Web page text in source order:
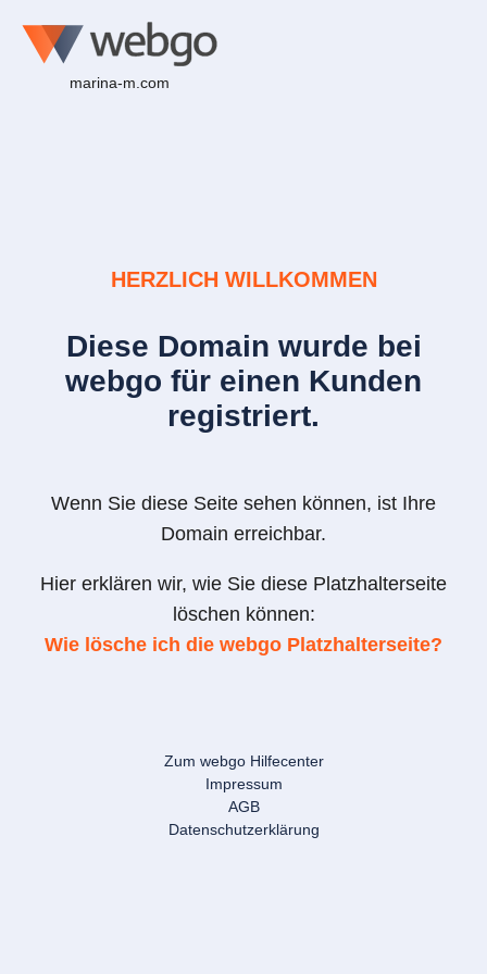
marina-m.com
HERZLICH WILLKOMMEN
Diese Domain wurde bei
webgo für einen Kunden
registriert.
Wenn Sie diese Seite sehen können, ist Ihre
Domain erreichbar.
Hier erklären wir, wie Sie diese Platzhalterseite
löschen können:
Wie lösche ich die webgo Platzhalterseite?
Zum webgo Hilfecenter
Impressum
AGB
Datenschutzerklärung